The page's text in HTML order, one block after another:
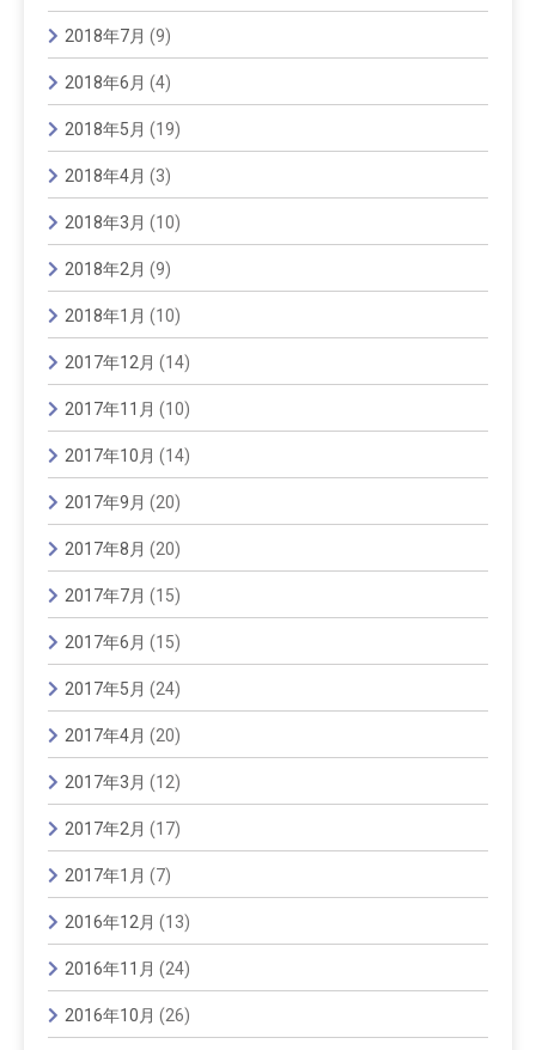
2018年7月 (9)
2018年6月 (4)
2018年5月 (19)
2018年4月 (3)
2018年3月 (10)
2018年2月 (9)
2018年1月 (10)
2017年12月 (14)
2017年11月 (10)
2017年10月 (14)
2017年9月 (20)
2017年8月 (20)
2017年7月 (15)
2017年6月 (15)
2017年5月 (24)
2017年4月 (20)
2017年3月 (12)
2017年2月 (17)
2017年1月 (7)
2016年12月 (13)
2016年11月 (24)
2016年10月 (26)